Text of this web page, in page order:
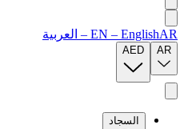
EN – EnglishAR
– العربية
AR
AED
السجاد